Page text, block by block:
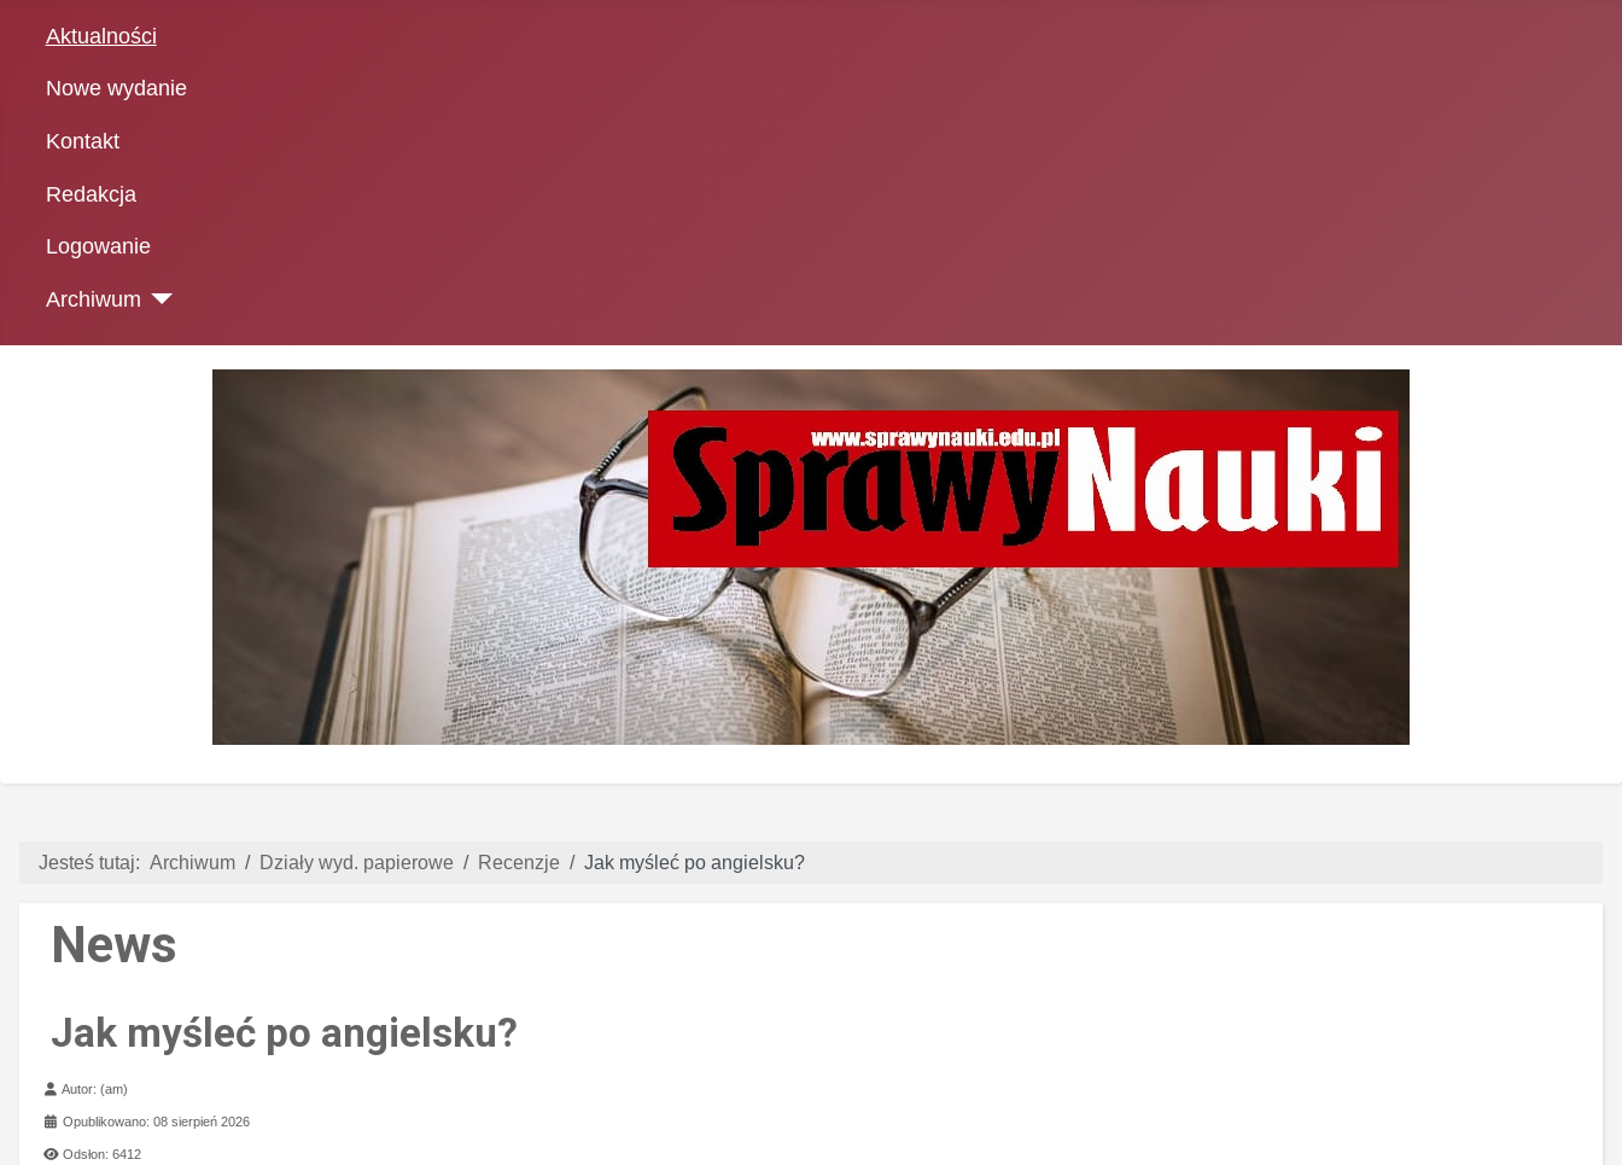
Aktualności
Nowe wydanie
Kontakt
Redakcja
Logowanie
Archiwum
Jesteś tutaj: Archiwum Działy wyd. papierowe Recenzje Jak myśleć po angielsku?
News
Jak myśleć po angielsku?
Szczegóły
Autor:(am)
Opublikowano: 08 sierpień 2026
Odsłon: 6412